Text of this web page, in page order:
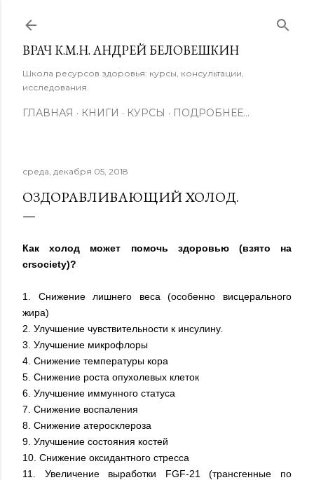
ВРАЧ К.М.Н. АНДРЕЙ БЕЛОВЕШКИН
Школа ресурсов здоровья: курсы, консультации,
исследования.
ГЛАВНАЯ КНИГИ КУРСЫ ПОДРОБНЕЕ…
среда, декабря 05, 2018
ОЗДОРАВЛИВАЮЩИЙ ХОЛОД.
Как холод может помочь здоровью (взято на
crsociety)?
1. Снижение лишнего веса (особенно висцерального
жира)
2. Улучшение чувствительности к инсулину.
3. Улучшение микрофлоры
4. Снижение температуры кора
5. Снижение роста опухолевых клеток
6. Улучшение иммунного статуса
7. Снижение воспаления
8. Снижение атеросклероза
9. Улучшение состояния костей
10. Снижение оксидантного стресса
11. Увеличение выработки FGF-21 (трансгенные по